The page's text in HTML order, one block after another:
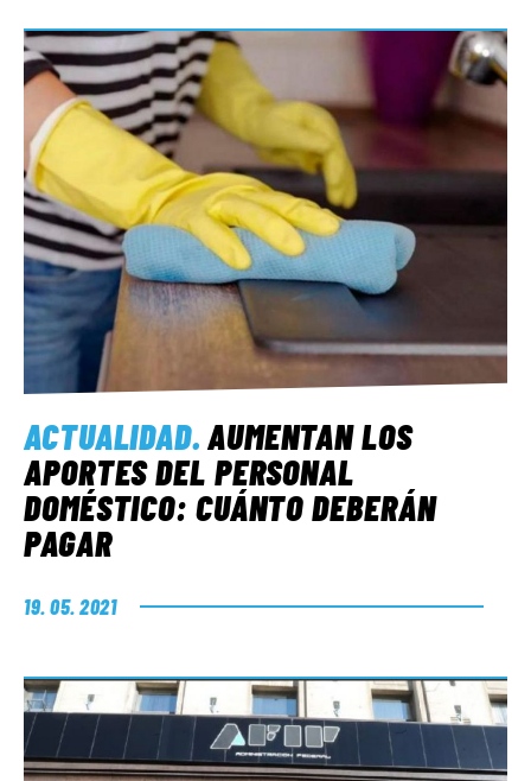
ACTUALIDAD.AUMENTAN LOS
APORTES DEL PERSONAL
DOMÉSTICO: CUÁNTO DEBERÁN
PAGAR
19. 05. 2021